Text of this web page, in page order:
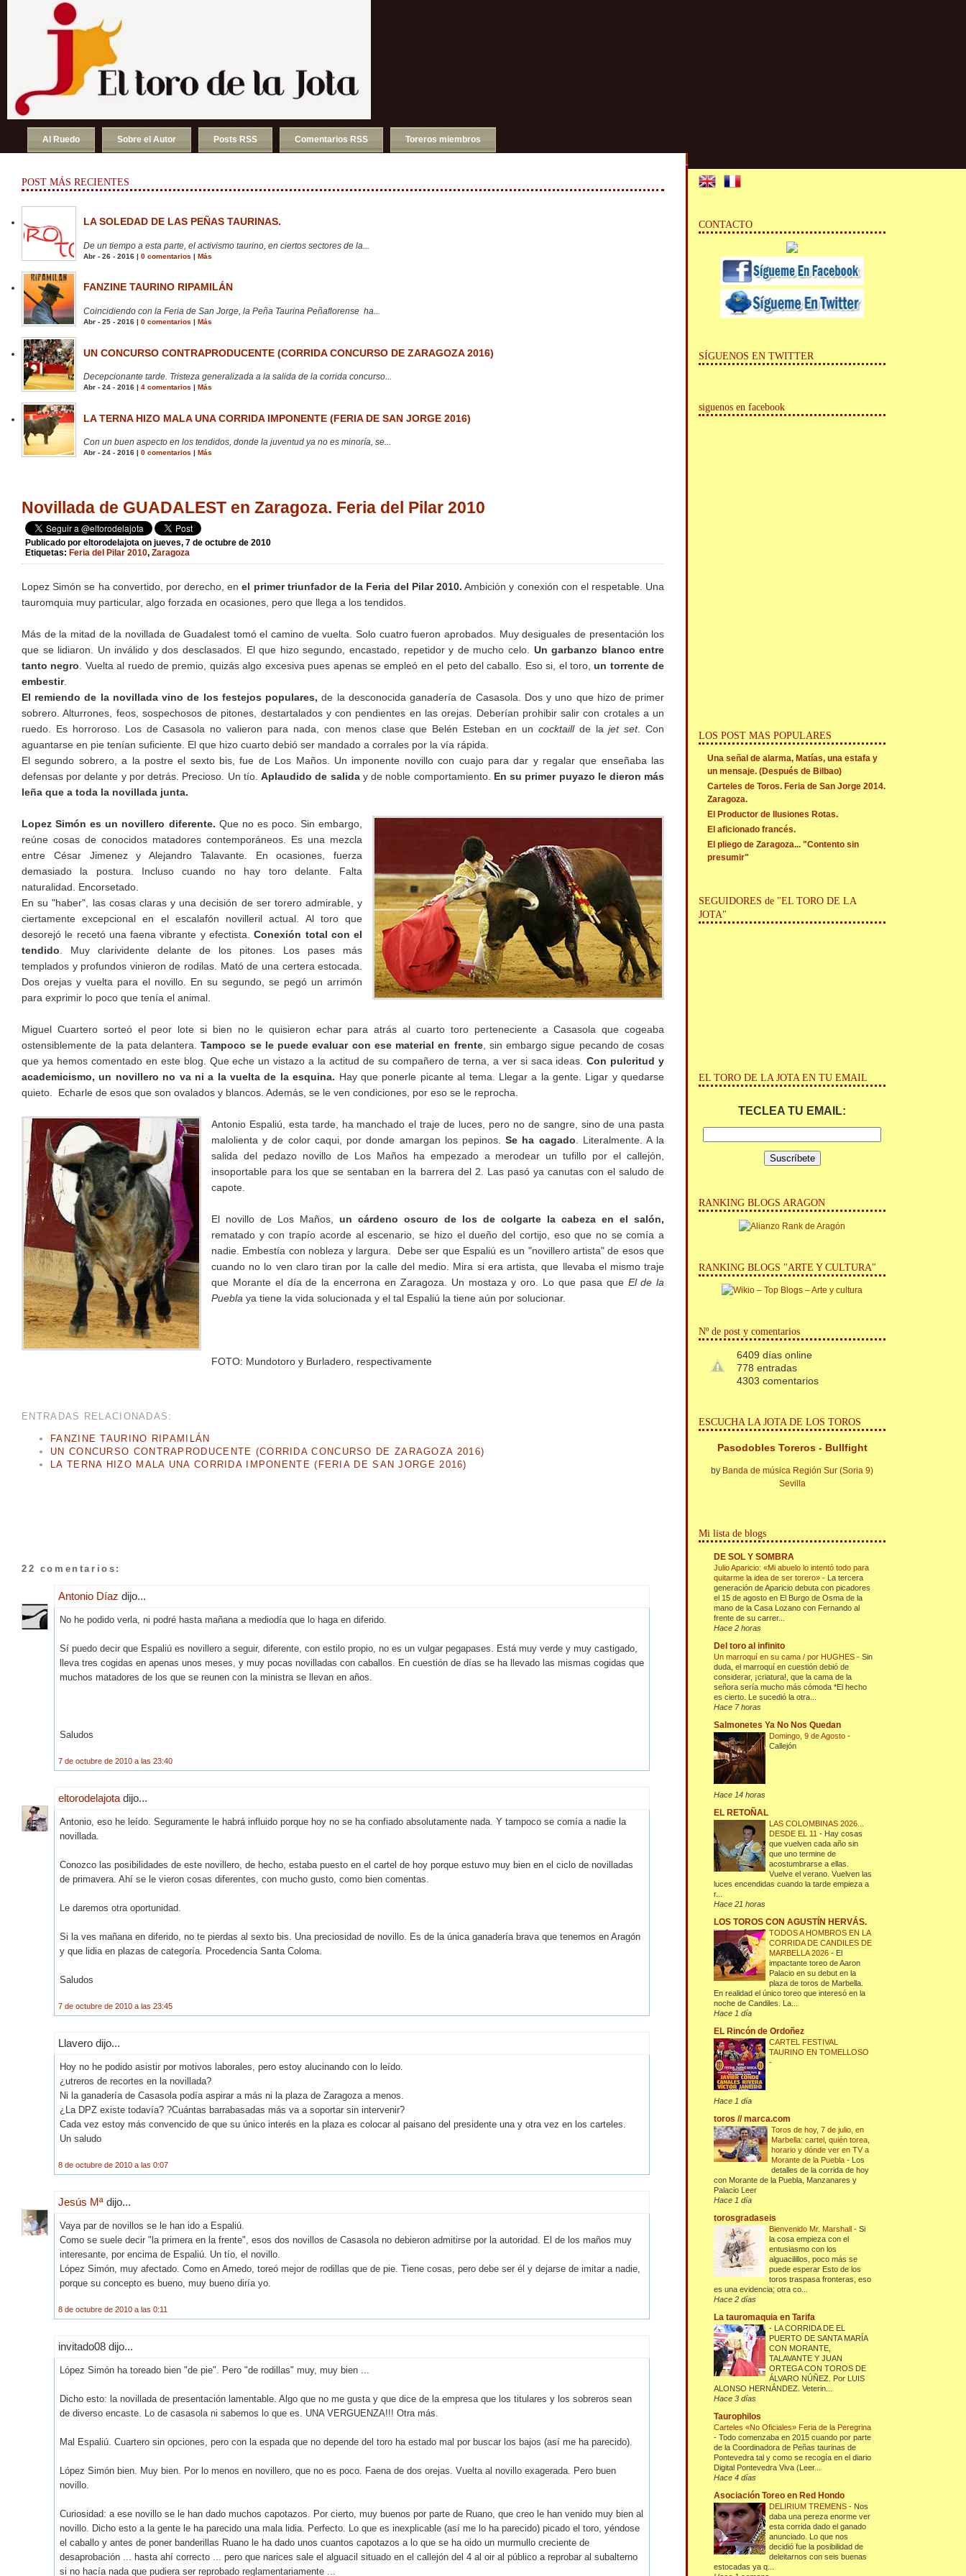
Al Ruedo Sobre el Autor Posts RSS Comentarios RSS Toreros miembros
POST MÁS RECIENTES
LA SOLEDAD DE LAS PEÑAS TAURINAS.
De un tiempo a esta parte, el activismo taurino, en ciertos sectores de la...
Abr - 26 - 2016 | 0 comentarios | Más
FANZINE TAURINO RIPAMILÁN
Coincidiendo con la Feria de San Jorge, la Peña Taurina Peñaflorense ha...
Abr - 25 - 2016 | 0 comentarios | Más
UN CONCURSO CONTRAPRODUCENTE (CORRIDA CONCURSO DE ZARAGOZA 2016)
Decepcionante tarde. Tristeza generalizada a la salida de la corrida concurso...
Abr - 24 - 2016 | 4 comentarios | Más
LA TERNA HIZO MALA UNA CORRIDA IMPONENTE (FERIA DE SAN JORGE 2016)
Con un buen aspecto en los tendidos, donde la juventud ya no es minoría, se...
Abr - 24 - 2016 | 0 comentarios Más
Novillada de GUADALEST en Zaragoza. Feria del Pilar 2010
Publicado por eltorodelajota on jueves, 7 de octubre de 2010
Etiquetas: Feria del Pilar 2010, Zaragoza
Lopez Simón se ha convertido, por derecho, enel primer triunfador de la Feria del Pilar 2010. Ambición y conexión con el respetable. Una
tauromquia muy particular, algo forzada en ocasiones, pero que llega a los tendidos.
Más de la mitad de la novillada de Guadalest tomó el camino de vuelta. Solo cuatro fueron aprobados. Muy desiguales de presentación los
que se lidiaron. Un inválido y dos desclasados. El que hizo segundo, encastado, repetidor y de mucho celo. Un garbanzo blanco entre
tanto negro . Vuelta al ruedo de premio, quizás algo excesiva pues apenas se empleó en el peto del caballo. Eso si, el toro,un torrente de
embestir.
El remiendo de la novillada vino de los festejos populares, de la desconocida ganadería de Casasola. Dos y uno que hizo de primer
sobrero. Alturrones, feos, sospechosos de pitones, destartalados y con pendientes en las orejas. Deberían prohibir salir con crotales a un
ruedo. Es horroroso. Los de Casasola no valieron para nada, con menos clase que Belén Esteban en un cocktaillde lajet set. Con
aguantarse en pie tenían suficiente. El que hizo cuarto debió ser mandado a corrales por la vía rápida.
El segundo sobrero, a la postre el sexto bis, fue de Los Maños. Un imponente novillo con cuajo para dar y regalar que enseñaba las
defensas por delante y por detrás. Precioso. Un tío.Aplaudido de salida y de noble comportamiento. En su primer puyazo le dieron más
leña que a toda la novillada junta.
Lopez Simón es un novillero diferente. Que no es poco. Sin embargo,
reúne cosas de conocidos matadores contemporáneos. Es una mezcla
entre César Jimenez y Alejandro Talavante. En ocasiones, fuerza
demasiado la postura. Incluso cuando no hay toro delante. Falta
naturalidad. Encorsetado.
En su "haber", las cosas claras y una decisión de ser torero admirable, y
ciertamente excepcional en el escalafón novilleril actual. Al toro que
desorejó le recetó una faena vibrante y efectista.Conexión total con el
tendido . Muy clarividente delante de los pitones. Los pases más
templados y profundos vinieron de rodilas. Mató de una certera estocada.
Dos orejas y vuelta para el novillo. En su segundo, se pegó un arrimón
para exprimir lo poco que tenía el animal.
Miguel Cuartero sorteó el peor lote si bien no le quisieron echar para atrás al cuarto toro perteneciente a Casasola que cogeaba
ostensiblemente de la pata delantera.Tampoco se le puede evaluar con ese material en frente, sin embargo sigue pecando de cosas
que ya hemos comentado en este blog. Que eche un vistazo a la actitud de su compañero de terna, a ver si saca ideas.Con pulcritud y
academicismo, un novillero no va ni a la vuelta de la esquina. Hay que ponerle picante al tema. Llegar a la gente. Ligar y quedarse
quieto. Echarle de esos que son ovalados y blancos. Además, se le ven condiciones, por eso se le reprocha.
Antonio Espaliú, esta tarde, ha manchado el traje de luces, pero no de sangre, sino de una pasta
malolienta y de color caqui, por donde amargan los pepinos.Se ha cagado . Literalmente. A la
salida del pedazo novillo de Los Maños ha empezado a merodear un tufillo por el callejón,
insoportable para los que se sentaban en la barrera del 2. Las pasó ya canutas con el saludo de
capote.
El novillo de Los Maños,un cárdeno oscuro de los de colgarte la cabeza en el salón,
rematado y con trapío acorde al escenario, se hizo el dueño del cortijo, eso que no se comía a
nadie. Embestía con nobleza y largura. Debe ser que Espaliú es un "novillero artista" de esos que
cuando no lo ven claro tiran por la calle del medio. Mira si era artista, que llevaba el mismo traje
que Morante el día de la encerrona en Zaragoza. Un mostaza y oro. Lo que pasa que El de la
Puebla ya tiene la vida solucionada y el tal Espaliú la tiene aún por solucionar.
FOTO: Mundotoro y Burladero, respectivamente
ENTRADAS RELACIONADAS:
FANZINE TAURINO RIPAMILÁN
UN CONCURSO CONTRAPRODUCENTE (CORRIDA CONCURSO DE ZARAGOZA 2016)
LA TERNA HIZO MALA UNA CORRIDA IMPONENTE (FERIA DE SAN JORGE 2016)
22 comentarios:
Antonio Díaz dijo...
No he podido verla, ni podré hasta mañana a mediodía que lo haga en diferido.
Sí puedo decir que Espaliú es novillero a seguir, diferente, con estilo propio, no es un vulgar pegapases. Está muy verde y muy castigado,
lleva tres cogidas en apenas unos meses, y muy pocas novilladas con caballos. En cuestión de días se ha llevado las mismas cogidas que
muchos matadores de los que se reunen con la ministra se llevan en años.
Saludos
7 de octubre de 2010 a las 23:40
eltorodelajota dijo...
Antonio, eso he leído. Seguramente le habrá influido porque hoy no se ha confiado absolutamente nada. Y tampoco se comía a nadie la
novillada.
Conozco las posibilidades de este novillero, de hecho, estaba puesto en el cartel de hoy porque estuvo muy bien en el ciclo de novilladas
de primavera. Ahí se le vieron cosas diferentes, con mucho gusto, como bien comentas.
Le daremos otra oportunidad.
Si la ves mañana en diferido, no te pierdas al sexto bis. Una preciosidad de novillo. Es de la única ganadería brava que tenemos en Aragón
y que lidia en plazas de categoría. Procedencia Santa Coloma.
Saludos
7 de octubre de 2010 a las 23:45
Llavero dijo...
Hoy no he podido asistir por motivos laborales, pero estoy alucinando con lo leído.
¿utreros de recortes en la novillada?
Ni la ganadería de Casasola podía aspirar a más ni la plaza de Zaragoza a menos.
¿La DPZ existe todavía? ?Cuántas barrabasadas más va a soportar sin intervenir?
Cada vez estoy más convencido de que su único interés en la plaza es colocar al paisano del presidente una y otra vez en los carteles.
Un saludo
8 de octubre de 2010 a las 0:07
Jesús Mª dijo...
Vaya par de novillos se le han ido a Espaliú.
Como se suele decir "la primera en la frente", esos dos novillos de Casasola no debieron admitirse por la autoridad. El de los maños muy
interesante, por encima de Espaliú. Un tío, el novillo.
López Simón, muy afectado. Como en Arnedo, toreó mejor de rodillas que de pie. Tiene cosas, pero debe ser él y dejarse de imitar a nadie,
porque su concepto es bueno, muy bueno diría yo.
8 de octubre de 2010 a las 0:11
invitado08 dijo...
López Simón ha toreado bien "de pie". Pero "de rodillas" muy, muy bien ...
Dicho esto: la novillada de presentación lamentable. Algo que no me gusta y que dice de la empresa que los titulares y los sobreros sean
de diverso encaste. Lo de casasola ni sabemos lo que es. UNA VERGUENZA!!! Otra más.
Mal Espaliú. Cuartero sin opciones, pero con la espada que no depende del toro ha estado mal por buscar los bajos (así me ha parecido).
López Simón bien. Muy bien. Por lo menos en novillero, que no es poco. Faena de dos orejas. Vuelta al novillo exagerada. Pero buen
novillo.
Curiosidad: a ese novillo se le han dado muchos capotazos. Por cierto, muy buenos por parte de Ruano, que creo le han venido muy bien al
novillo. Dicho esto a la gente le ha parecido una mala lidia. Perfecto. Lo que es inexplicable (así me lo ha parecido) picado el toro, yéndose
el caballo y antes de poner banderillas Ruano le ha dado unos cuantos capotazos a lo que se ha oido un murmullo creciente de
desaprobación ... hasta ahí correcto ... pero que narices sale el alguacil situado en el callejón del 4 al oir al público a reprobar al subalterno
si no hacía nada que pudiera ser reprobado reglamentariamente ...
CONTACTO
SÍGUENOS EN TWITTER
siguenos en facebook
LOS POST MAS POPULARES
Una señal de alarma, Matías, una estafa y
un mensaje. (Después de Bilbao)
Carteles de Toros. Feria de San Jorge 2014.
Zaragoza.
El Productor de Ilusiones Rotas.
El aficionado francés.
El pliego de Zaragoza... "Contento sin
presumir"
SEGUIDORES de "EL TORO DE LA
JOTA"
EL TORO DE LA JOTA EN TU EMAIL
TECLEA TU EMAIL:
RANKING BLOGS ARAGON
RANKING BLOGS "ARTE Y CULTURA"
Nº de post y comentarios
6409 días online
778 entradas
4303 comentarios
ESCUCHA LA JOTA DE LOS TOROS
Pasodobles Toreros - Bullfight
by Banda de música Región Sur (Soria 9)
Sevilla
Mi lista de blogs
DE SOL Y SOMBRA
Julio Aparicio: «Mi abuelo lo intentó todo para
quitarme la idea de ser torero»- La tercera
generación de Aparicio debuta con picadores
el 15 de agosto en El Burgo de Osma de la
mano de la Casa Lozano con Fernando al
frente de su carrer...
Hace 2 horas
Del toro al infinito
Un marroquí en su cama / por HUGHES-Sin
duda, el marroquí en cuestión debió de
considerar, ¡criatura!, que la cama de la
señora sería mucho más cómoda *El hecho
es cierto. Le sucedió la otra...
Hace 7 horas
Salmonetes Ya No Nos Quedan
Domingo, 9 de Agosto-
Callejón
Hace 14 horas
EL RETOÑAL
LAS COLOMBINAS 2026...
DESDE EL 11- Hay cosas
que vuelven cada año sin
que uno termine de
acostumbrarse a ellas.
Vuelve el verano. Vuelven las
luces encendidas cuando la tarde empieza a
r...
Hace 21 horas
LOS TOROS CON AGUSTÍN HERVÁS.
TODOS A HOMBROS EN LA
CORRIDA DE CANDILES DE
MARBELLA 2026- El
impactante toreo de Aaron
Palacio en su debut en la
plaza de toros de Marbella.
En realidad el único toreo que interesó en la
noche de Candiles. La...
Hace 1 día
EL Rincón de Ordoñez
CARTEL FESTIVAL
TAURINO EN TOMELLOSO
-
Hace 1 día
toros // marca.com
Toros de hoy, 7 de julio, en
Marbella: cartel, quién torea,
horario y dónde ver en TV a
Morante de la Puebla- Los
detalles de la corrida de hoy
con Morante de la Puebla, Manzanares y
Palacio Leer
Hace 1 día
torosgradaseis
Bienvenido Mr. Marshall-Si
la cosa empieza con el
entusiasmo con los
alguacilillos, poco más se
puede esperar Esto de los
toros traspasa fronteras, eso
es una evidencia; otra co...
Hace 2 días
La tauromaquia en Tarifa
- LA CORRIDA DE EL
PUERTO DE SANTA MARÍA
CON MORANTE,
TALAVANTE Y JUAN
ORTEGA CON TOROS DE
ÁLVARO NÚÑEZ. Por LUIS
ALONSO HERNÁNDEZ. Veterin...
Hace 3 días
Taurophilos
Carteles «No Oficiales» Feria de la Peregrina
-Todo comenzaba en 2015 cuando por parte
de la Coordinadora de Peñas taurinas de
Pontevedra tal y como se recogía en el diario
Digital Pontevedra Viva (Leer...
Hace 4 días
Asociación Toreo en Red Hondo
DELIRIUM TREMENS- Nos
daba una pereza enorme ver
esta corrida dado el ganado
anunciado. Lo que nos
decidió fue la posibilidad de
deleitarnos con seis buenas
estocadas ya q...